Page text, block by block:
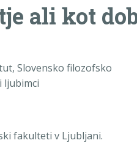
ali kot
Slovensko filozofsko
ljubimci
fakulteti v Ljubljani.